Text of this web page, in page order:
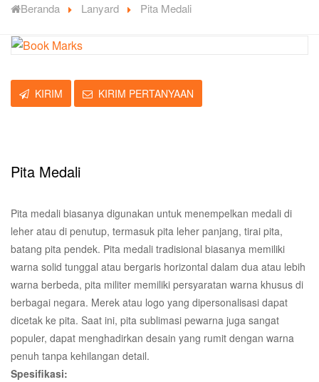
Beranda Lanyard Pita Medali
KIRIM KIRIM PERTANYAAN
Pita Medali
Pita medali biasanya digunakan untuk menempelkan medali di
leher atau di penutup, termasuk pita leher panjang, tirai pita,
batang pita pendek. Pita medali tradisional biasanya memiliki
warna solid tunggal atau bergaris horizontal dalam dua atau lebih
warna berbeda, pita militer memiliki persyaratan warna khusus di
berbagai negara. Merek atau logo yang dipersonalisasi dapat
dicetak ke pita. Saat ini, pita sublimasi pewarna juga sangat
populer, dapat menghadirkan desain yang rumit dengan warna
penuh tanpa kehilangan detail.
Spesifikasi: